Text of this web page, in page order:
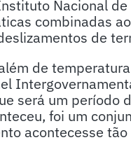
Nacional
combinadas
de
de
será um período
foi um
acontecesse